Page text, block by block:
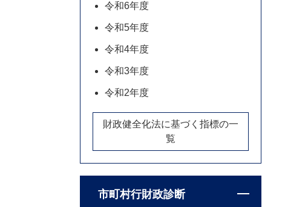
令和6年度
令和5年度
令和4年度
令和3年度
令和2年度
財政健全化法に基づく指標の一
覧
市町村行財政診断